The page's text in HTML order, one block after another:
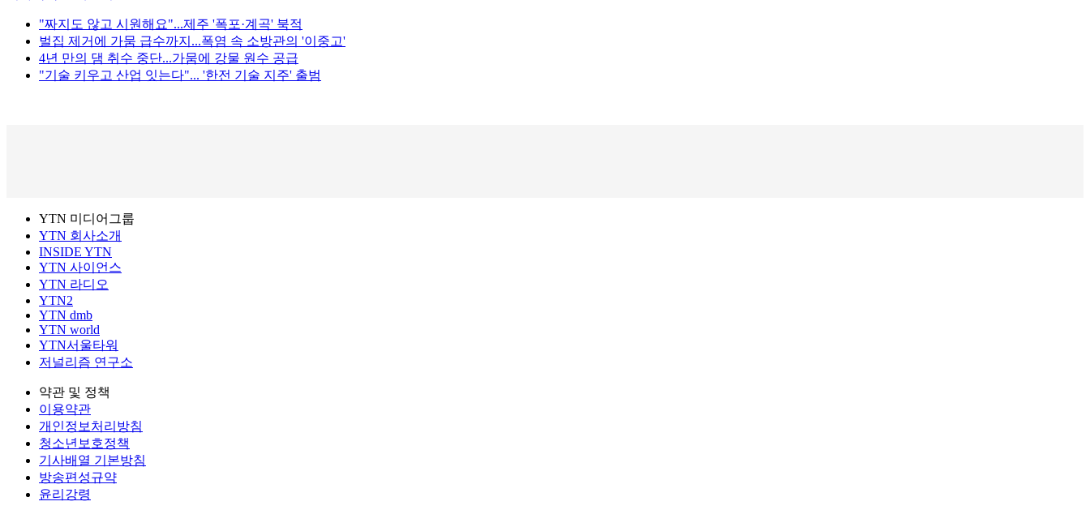
"짜지도 않고 시원해요"...제주 '폭포·계곡' 북적
벌집 제거에 가뭄 급수까지...폭염 속 소방관의 '이중고'
4년 만의 댐 취수 중단...가뭄에 강물 원수 공급
"기술 키우고 산업 잇는다"... '한전 기술 지주' 출범
YTN 미디어그룹
YTN 회사소개
INSIDE YTN
YTN 사이언스
YTN 라디오
YTN2
YTN dmb
YTN world
YTN서울타워
저널리즘 연구소
약관 및 정책
이용약관
개인정보처리방침
청소년보호정책
기사배열 기본방침
방송편성규약
윤리강령